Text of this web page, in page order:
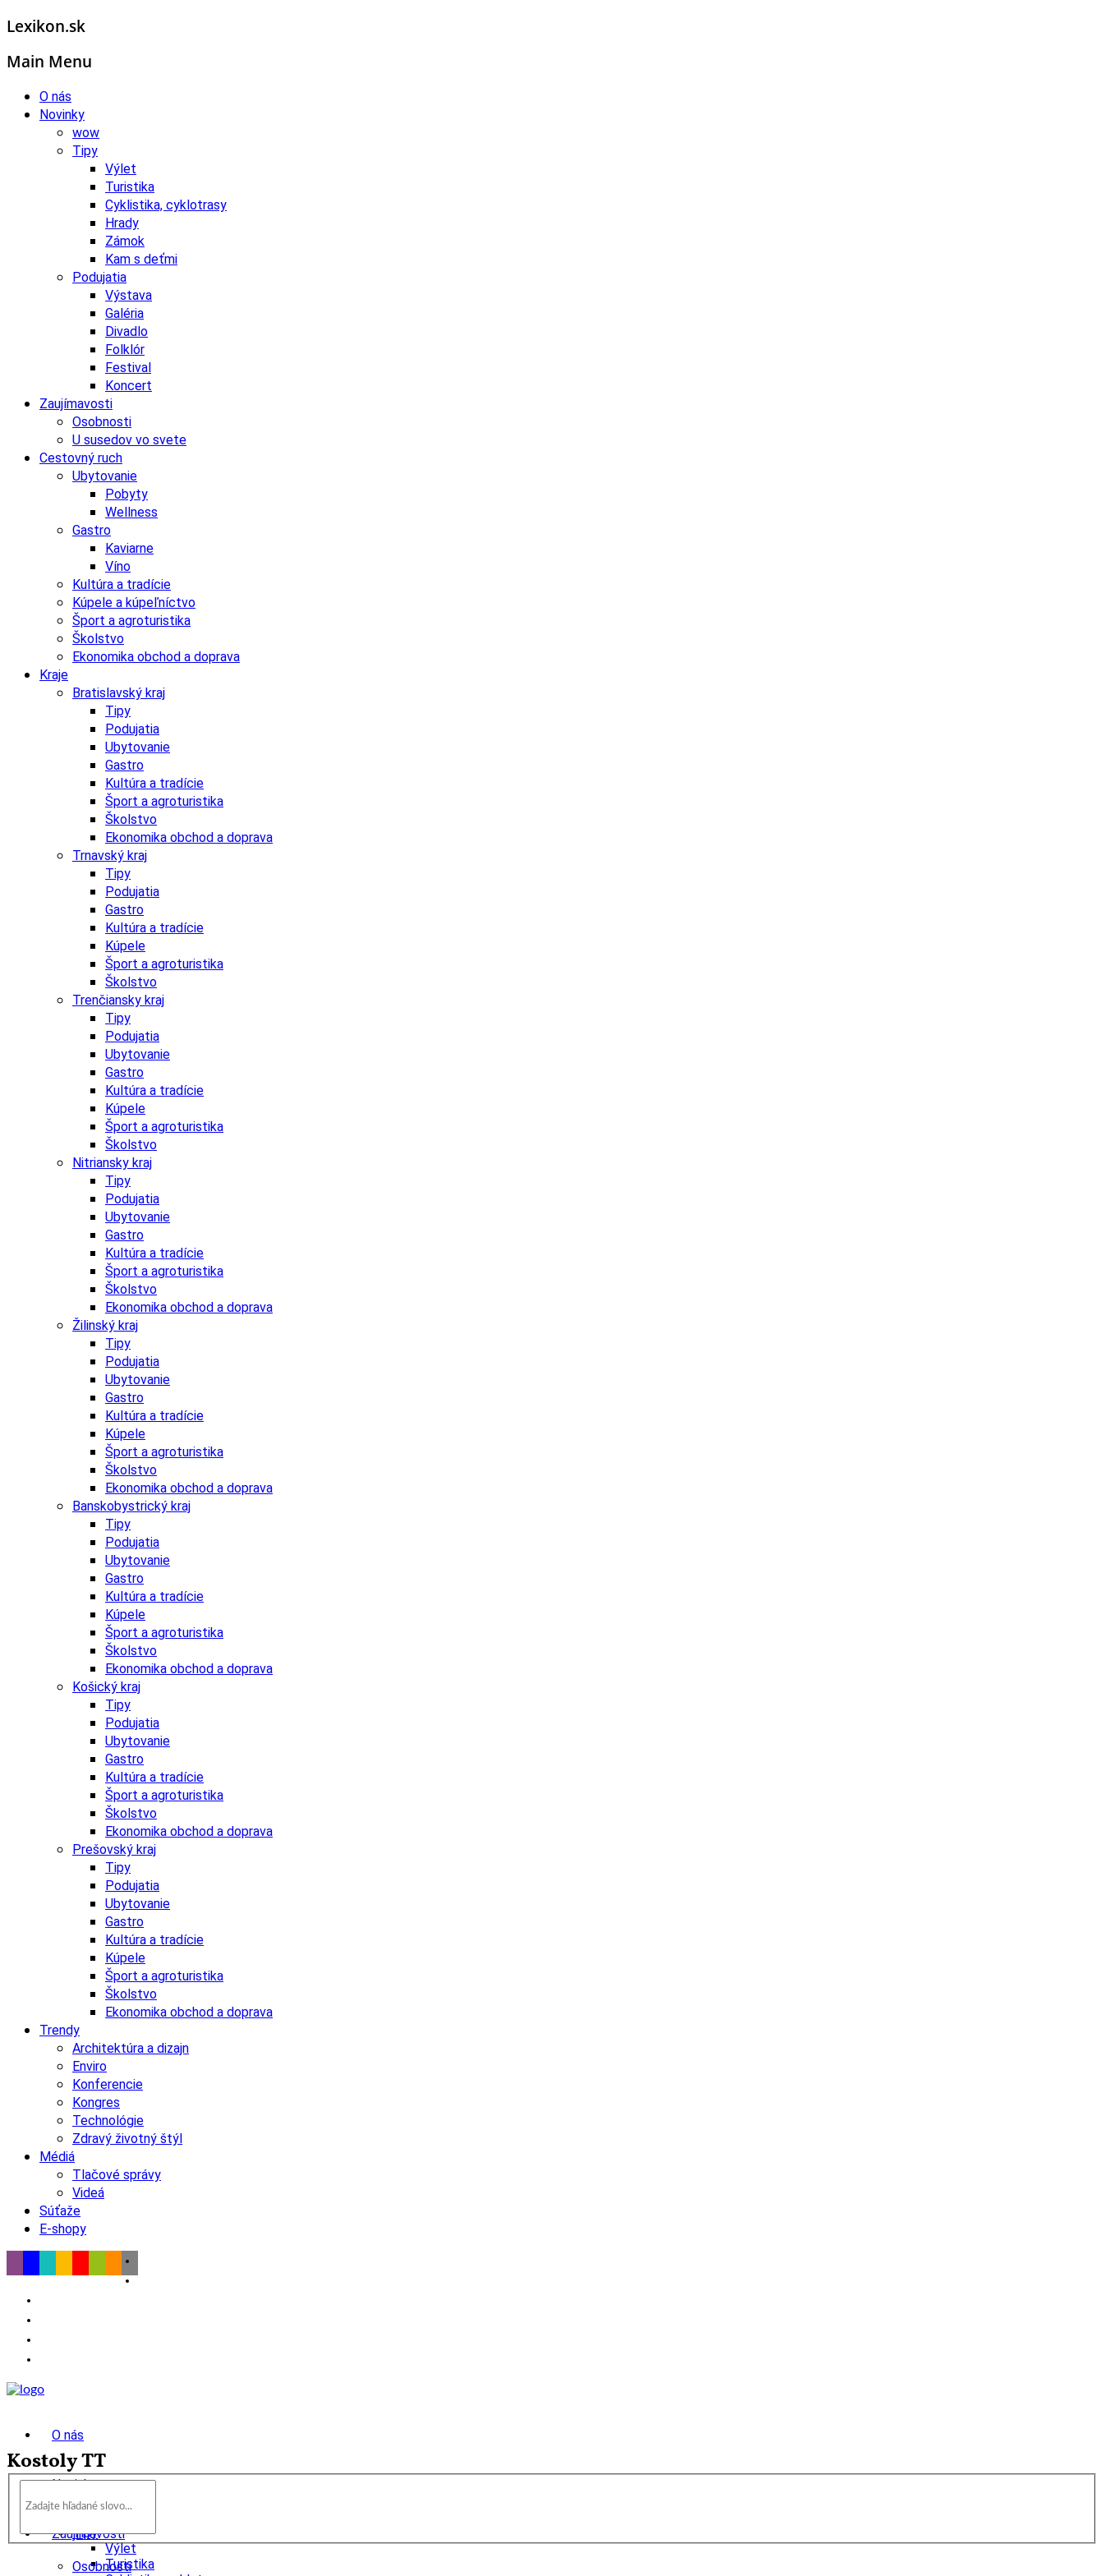
Lexikon.sk
Main Menu
O nás
Novinky
wow
Tipy
Výlet
Turistika
Cyklistika, cyklotrasy
Hrady
Zámok
Kam s deťmi
Podujatia
Výstava
Galéria
Divadlo
Folklór
Festival
Koncert
Zaujímavosti
Osobnosti
U susedov vo svete
Cestovný ruch
Ubytovanie
Pobyty
Wellness
Gastro
Kaviarne
Víno
Kultúra a tradície
Kúpele a kúpeľníctvo
Šport a agroturistika
Školstvo
Ekonomika obchod a doprava
Kraje
Bratislavský kraj
Tipy
Podujatia
Ubytovanie
Gastro
Kultúra a tradície
Šport a agroturistika
Školstvo
Ekonomika obchod a doprava
Trnavský kraj
Tipy
Podujatia
Gastro
Kultúra a tradície
Kúpele
Šport a agroturistika
Školstvo
Trenčiansky kraj
Tipy
Podujatia
Ubytovanie
Gastro
Kultúra a tradície
Kúpele
Šport a agroturistika
Školstvo
Nitriansky kraj
Tipy
Podujatia
Ubytovanie
Gastro
Kultúra a tradície
Šport a agroturistika
Školstvo
Ekonomika obchod a doprava
Žilinský kraj
Tipy
Podujatia
Ubytovanie
Gastro
Kultúra a tradície
Kúpele
Šport a agroturistika
Školstvo
Ekonomika obchod a doprava
Banskobystrický kraj
Tipy
Podujatia
Ubytovanie
Gastro
Kultúra a tradície
Kúpele
Šport a agroturistika
Školstvo
Ekonomika obchod a doprava
Košický kraj
Tipy
Podujatia
Ubytovanie
Gastro
Kultúra a tradície
Šport a agroturistika
Školstvo
Ekonomika obchod a doprava
Prešovský kraj
Tipy
Podujatia
Ubytovanie
Gastro
Kultúra a tradície
Kúpele
Šport a agroturistika
Školstvo
Ekonomika obchod a doprava
Trendy
Architektúra a dizajn
Enviro
Konferencie
Kongres
Technológie
Zdravý životný štýl
Médiá
Tlačové správy
Videá
Súťaže
E-shopy
O nás
Novinky
Tipy
Výlet
Turistika
Zaujímavosti
Osobnosti
Kostoly TT